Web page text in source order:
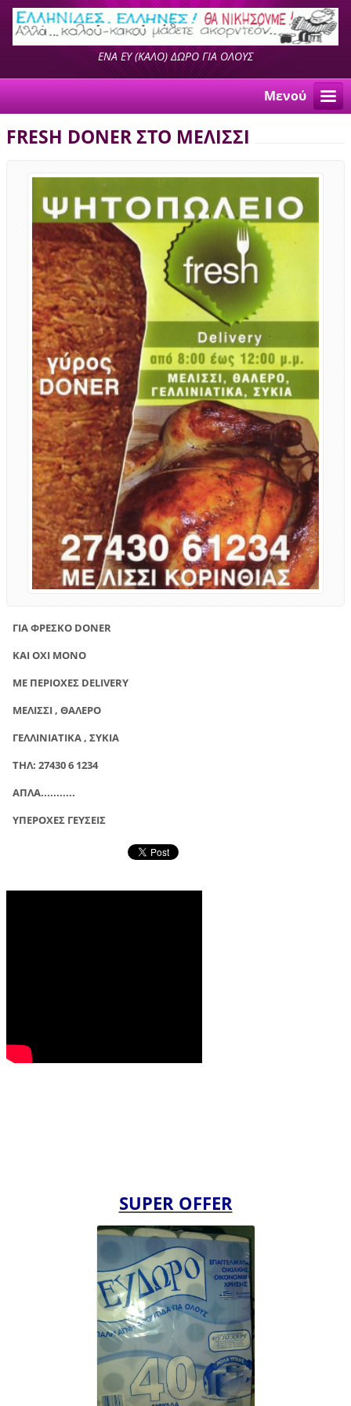
ΕΝΑ ΕΥ (ΚΑΛΟ) ΔΩΡΟ ΓΙΑ ΟΛΟΥΣ
Μενού
FRESH DONER ΣΤΟ ΜΕΛΙΣΣΙ
ΓΙΑ ΦΡΕΣΚΟ DONER
ΚΑΙ ΟΧΙ ΜΟΝΟ
ΜΕ ΠΕΡΙΟΧΕΣ DELIVERY
ΜΕΛΙΣΣΙ , ΘΑΛΕΡΟ
ΓΕΛΛΙΝΙΑΤΙΚΑ , ΣΥΚΙΑ
ΤΗΛ: 27430 6 1234
ΑΠΛΑ...........
ΥΠΕΡΟΧΕΣ ΓΕΥΣΕΙΣ
SUPER OFFER